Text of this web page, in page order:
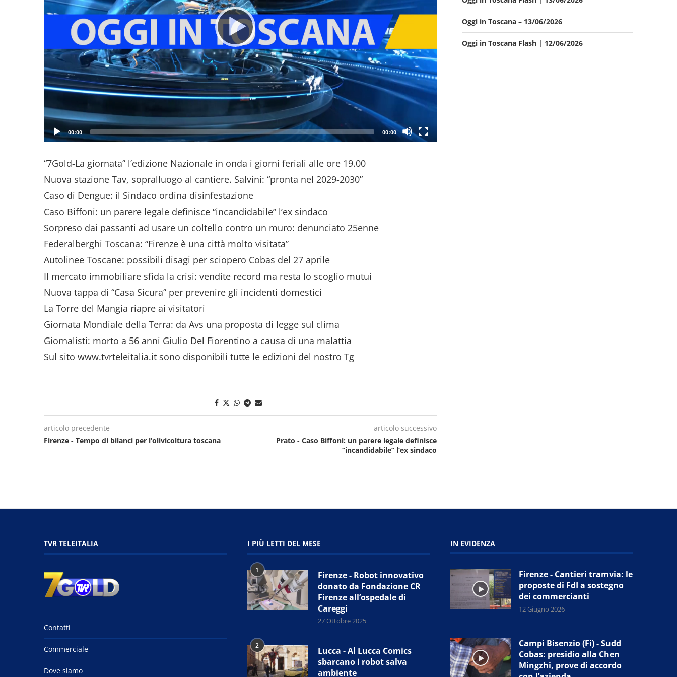
00:00 00:00
“7Gold-La giornata” l’edizione Nazionale in onda i giorni feriali alle ore 19.00
Nuova stazione Tav, sopralluogo al cantiere. Salvini: “pronta nel 2029-2030”
Caso di Dengue: il Sindaco ordina disinfestazione
Caso Biffoni: un parere legale definisce “incandidabile” l’ex sindaco
Sorpreso dai passanti ad usare un coltello contro un muro: denunciato 25enne
Federalberghi Toscana: “Firenze è una città molto visitata”
Autolinee Toscane: possibili disagi per sciopero Cobas del 27 aprile
Il mercato immobiliare sfida la crisi: vendite record ma resta lo scoglio mutui
Nuova tappa di “Casa Sicura” per prevenire gli incidenti domestici
La Torre del Mangia riapre ai visitatori
Giornata Mondiale della Terra: da Avs una proposta di legge sul clima
Giornalisti: morto a 56 anni Giulio Del Fiorentino a causa di una malattia
Sul sito www.tvrteleitalia.it sono disponibili tutte le edizioni del nostro Tg
articolo precedente
Firenze - Tempo di bilanci per l’olivicoltura toscana
articolo successivo
Prato - Caso Biffoni: un parere legale definisce
“incandidabile” l’ex sindaco
Oggi in Toscana – 13/06/2026
Oggi in Toscana Flash | 12/06/2026
TVR TELEITALIA
Contatti
Commerciale
Dove siamo
I PIÙ LETTI DEL MESE
1
Firenze - Robot innovativo
donato da Fondazione CR
Firenze all’ospedale di
Careggi
27 Ottobre 2025
2
Lucca - Al Lucca Comics
sbarcano i robot salva
ambiente
IN EVIDENZA
Firenze - Cantieri tramvia: le
proposte di FdI a sostegno
dei commercianti
12 Giugno 2026
Campi Bisenzio (Fi) - Sudd
Cobas: presidio alla Chen
Mingzhi, prove di accordo